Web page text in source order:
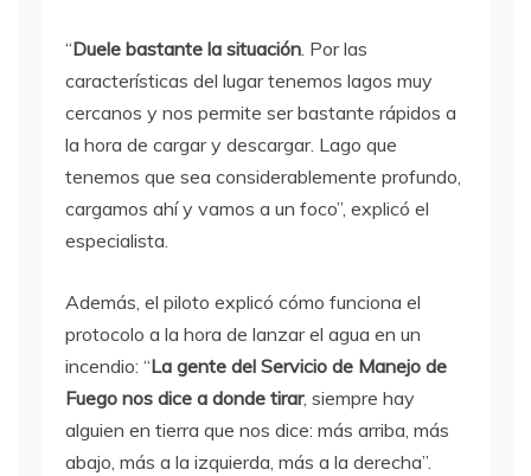
“Duele bastante la situación. Por las
características del lugar tenemos lagos muy
cercanos y nos permite ser bastante rápidos a
la hora de cargar y descargar. Lago que
tenemos que sea considerablemente profundo,
cargamos ahí y vamos a un foco”, explicó el
especialista.
Además, el piloto explicó cómo funciona el
protocolo a la hora de lanzar el agua en un
incendio: “La gente del Servicio de Manejo de
Fuego nos dice a donde tirar, siempre hay
alguien en tierra que nos dice: más arriba, más
abajo, más a la izquierda, más a la derecha”.